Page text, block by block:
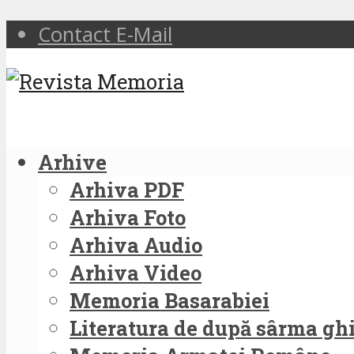
Contact E-Mail
Arhive
Arhiva PDF
Arhiva Foto
Arhiva Audio
Arhiva Video
Memoria Basarabiei
Literatura de după sârma